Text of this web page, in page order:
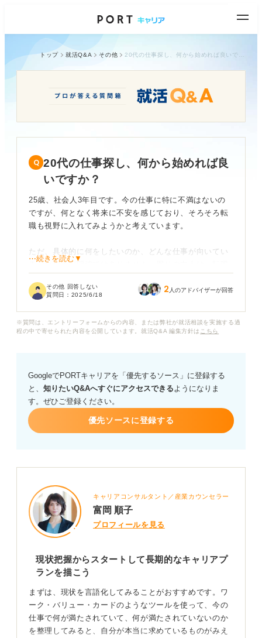
トップ 就活Q&A その他
20代の仕事探し、何から始めれば良
いですか？
25歳、社会人3年目です。今の仕事に特に不満はないの
ですが、何となく将来に不安を感じており、そろそろ転
職も視野に入れてみようかと考えています。
ただ、具体的に何をしたいのか、どんな仕事が向いてい
るのかもまだ明確ではありません。周りの友人は、転職
何から手を着ければ良いのかわからず、焦りばかりが募
20代での仕事の探し方について聞きたく、まず最初に何
また、転職サイトや転職エージェントなど、さまざまな
サービスがあると思いますが、どのように選んで活用す
るのがおすすめですか？
⋯続きを読む▼
その他 回答しない
質問日： 2025/6/18 2 人のアドバイザーが回答
※質問は、エントリーフォームからの内容、または弊社が就活相談を実施する過
程の中で寄せられた内容を公開しています。就活Q&A 編集方針は こちら
GoogleでPORTキャリアを「優先するソース」に登録する
と、 知りたいQ&Aへすぐにアクセスできるようになりま
す。ぜひご登録ください。
優先ソースに登録する
キャリアコンサルタント／産業カウンセラー
富岡 順子
プロフィールを見る
現状把握からスタートして長期的なキャリアプ
ランを描こう
まずは、現状を言語化してみることがおすすめです。ワ
ーク・バリュー・カードのようなツールを使って、今の
仕事で何が満たされていて、何が満たされていないのか
を整理してみると、自分が本当に求めているものがみえ